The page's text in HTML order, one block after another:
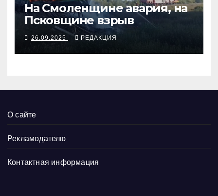
На Смоленщине авария, на
Псковщине взрыв
26.09.2025 РЕДАКЦИЯ
О сайте
Рекламодателю
Контактная информация